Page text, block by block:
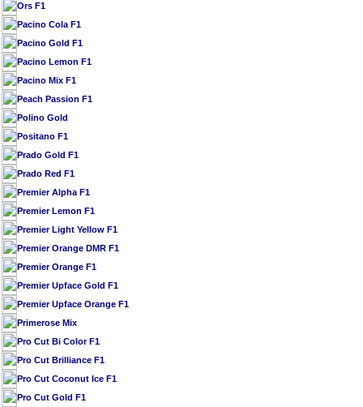
Ors F1
Pacino Cola F1
Pacino Gold F1
Pacino Lemon F1
Pacino Mix F1
Peach Passion F1
Polino Gold
Positano F1
Prado Gold F1
Prado Red F1
Premier Alpha F1
Premier Lemon F1
Premier Light Yellow F1
Premier Orange DMR F1
Premier Orange F1
Premier Upface Gold F1
Premier Upface Orange F1
Primerose Mix
Pro Cut Bi Color F1
Pro Cut Brilliance F1
Pro Cut Coconut Ice F1
Pro Cut Gold F1